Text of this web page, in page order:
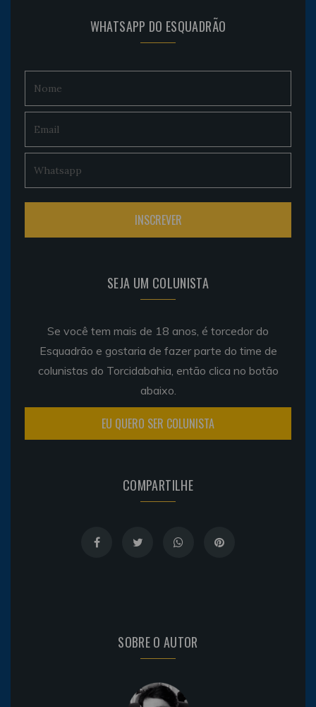
WHATSAPP DO ESQUADRÃO
SEJA UM COLUNISTA
Se você tem mais de 18 anos, é torcedor do
Esquadrão e gostaria de fazer parte do time de
colunistas do Torcidabahia, então clica no botão
abaixo.
EU QUERO SER COLUNISTA
COMPARTILHE
SOBRE O AUTOR